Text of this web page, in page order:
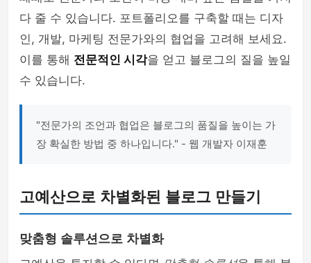
다 줄 수 있습니다. 포트폴리오를 구축할 때는 디자
인, 개발, 마케팅 전문가와의 협업을 고려해 보세요.
이를 통해 전문적인 시각을 얻고 블로그의 질을 높일
수 있습니다.
"전문가의 조언과 협업은 블로그의 품질을 높이는 가
장 확실한 방법 중 하나입니다." - 웹 개발자 이재훈
고예산으로 차별화된 블로그 만들기
맞춤형 솔루션으로 차별화